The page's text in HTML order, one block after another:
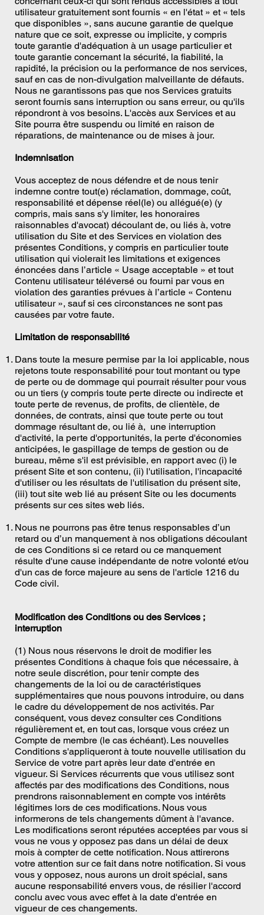
utilisateur gratuitement sont fournis « en l'état » et « tels
que disponibles », sans aucune garantie de quelque
nature que ce soit, expresse ou implicite, y compris
toute garantie d'adéquation à un usage particulier et
toute garantie concernant la sécurité, la fiabilité, la
rapidité, la précision ou la performance de nos services,
sauf en cas de non-divulgation malveillante de défauts.
Nous ne garantissons pas que nos Services gratuits
seront fournis sans interruption ou sans erreur, ou qu'ils
répondront à vos besoins. L'accès aux Services et au
Site pourra être suspendu ou limité en raison de
réparations, de maintenance ou de mises à jour.
Indemnisation
Vous acceptez de nous défendre et de nous tenir
indemne contre tout(e) réclamation, dommage, coût,
responsabilité et dépense réel(le) ou allégué(e) (y
compris, mais sans s'y limiter, les honoraires
raisonnables d'avocat) découlant de, ou liés à, votre
utilisation du Site et des Services en violation des
présentes Conditions, y compris en particulier toute
utilisation qui violerait les limitations et exigences
énoncées dans l’article « Usage acceptable » et tout
Contenu utilisateur téléversé ou fourni par vous en
violation des garanties prévues à l’article « Contenu
utilisateur », sauf si ces circonstances ne sont pas
causées par votre faute.
Limitation de responsabilité
Dans toute la mesure permise par la loi applicable, nous
rejetons toute responsabilité pour tout montant ou type
de perte ou de dommage qui pourrait résulter pour vous
ou un tiers (y compris toute perte directe ou indirecte et
toute perte de revenus, de profits, de clientèle, de
données, de contrats, ainsi que toute perte ou tout
dommage résultant de, ou lié à, une interruption
d'activité, la perte d'opportunités, la perte d'économies
anticipées, le gaspillage de temps de gestion ou de
bureau, même s'il est prévisible, en rapport avec (i) le
présent Site et son contenu, (ii) l'utilisation, l'incapacité
d'utiliser ou les résultats de l'utilisation du présent site,
(iii) tout site web lié au présent Site ou les documents
présents sur ces sites web liés.
Nous ne pourrons pas être tenus responsables d’un
retard ou d’un manquement à nos obligations découlant
de ces Conditions si ce retard ou ce manquement
résulte d'une cause indépendante de notre volonté et/ou
d'un cas de force majeure au sens de l'article 1216 du
Code civil.
Modification des Conditions ou des Services ;
interruption
(1) Nous nous réservons le droit de modifier les
présentes Conditions à chaque fois que nécessaire, à
notre seule discrétion, pour tenir compte des
changements de la loi ou de caractéristiques
supplémentaires que nous pouvons introduire, ou dans
le cadre du développement de nos activités. Par
conséquent, vous devez consulter ces Conditions
régulièrement et, en tout cas, lorsque vous créez un
Compte de membre (le cas échéant). Les nouvelles
Conditions s'appliqueront à toute nouvelle utilisation du
Service de votre part après leur date d'entrée en
vigueur. Si Services récurrents que vous utilisez sont
affectés par des modifications des Conditions, nous
prendrons raisonnablement en compte vos intérêts
légitimes lors de ces modifications. Nous vous
informerons de tels changements dûment à l'avance.
Les modifications seront réputées acceptées par vous si
vous ne vous y opposez pas dans un délai de deux
mois à compter de cette notification. Nous attirerons
votre attention sur ce fait dans notre notification. Si vous
vous y opposez, nous aurons un droit spécial, sans
aucune responsabilité envers vous, de résilier l'accord
conclu avec vous avec effet à la date d'entrée en
vigueur de ces changements.